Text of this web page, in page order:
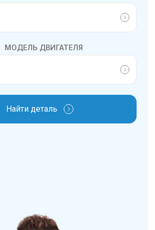
МОДЕЛЬ ДВИГАТЕЛЯ
Найти деталь